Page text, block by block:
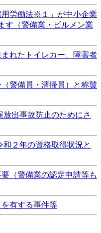
労働法※１」が中小企業
す（警備業・ビルメン業
れたトイレカー、障害者
警備員・清掃員）と称賛
出事故防止のためにさ
２年の資格取得状況と
（警備業の認定申請等も
有する事件等